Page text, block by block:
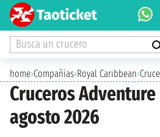
Busca un crucero
home›Compañías›Royal Caribbean›
Cruceros Adventure
agosto 2026